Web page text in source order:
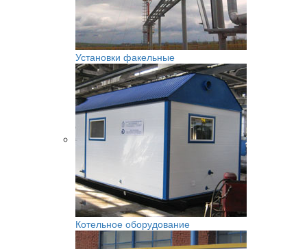
Установки факельные
Котельное оборудование